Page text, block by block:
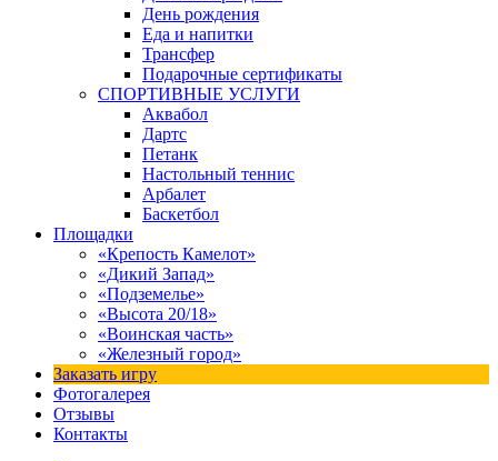
День рождения
Еда и напитки
Трансфер
Подарочные сертификаты
СПОРТИВНЫЕ УСЛУГИ
Аквабол
Дартс
Петанк
Настольный теннис
Арбалет
Баскетбол
Площадки
«Крепость Камелот»
«Дикий Запад»
«Подземелье»
«Высота 20/18»
«Воинская часть»
«Железный город»
Заказать игру
Фотогалерея
Отзывы
Контакты